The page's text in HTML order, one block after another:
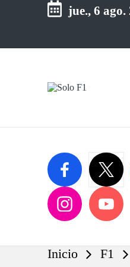
jue., 6 ago.
S
Para
facebook.comtwitter.com
instagram.com
Inicio F1